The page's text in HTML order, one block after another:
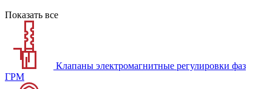
Показать все
Клапаны электромагнитные регулировки фаз
ГРМ